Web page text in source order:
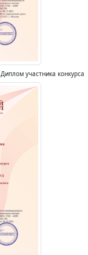
Диплом участника конкурса